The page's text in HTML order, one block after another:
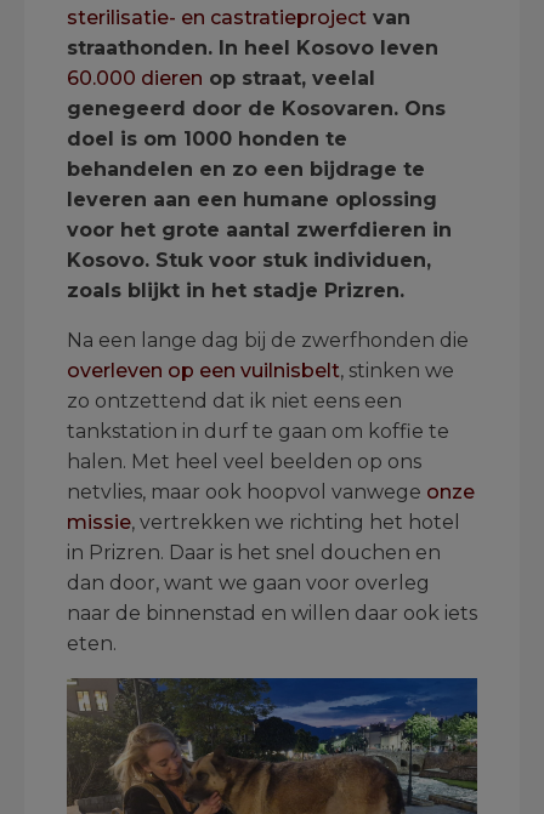
sterilisatie- en castratieproject van
straathonden. In heel Kosovo leven
60.000 dieren op straat, veelal
genegeerd door de Kosovaren. Ons
doel is om 1000 honden te
behandelen en zo een bijdrage te
leveren aan een humane oplossing
voor het grote aantal zwerfdieren in
Kosovo. Stuk voor stuk individuen,
zoals blijkt in het stadje Prizren.
Na een lange dag bij de zwerfhonden die
overleven op een vuilnisbelt, stinken we
zo ontzettend dat ik niet eens een
tankstation in durf te gaan om koffie te
halen. Met heel veel beelden op ons
netvlies, maar ook hoopvol vanwege onze
missie, vertrekken we richting het hotel
in Prizren. Daar is het snel douchen en
dan door, want we gaan voor overleg
naar de binnenstad en willen daar ook iets
eten.